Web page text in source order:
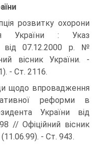
охорони
України : Указ
від 07.12.2000 р. №
вісник України. -
- Ст. 2116.
впровадження
реформи в
України від
// Офіційний вісник
- Ст. 943.